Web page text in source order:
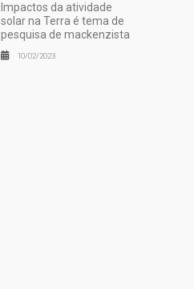
Impactos da atividade
solar na Terra é tema de
pesquisa de mackenzista
10/02/2023